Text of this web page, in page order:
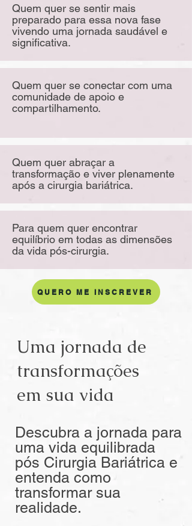
Quem quer se sentir mais
preparado para essa nova fase
vivendo uma jornada saudável e
significativa.
Quem quer se conectar com uma
comunidade de apoio e
compartilhamento.
Quem quer abraçar a
transformação e viver plenamente
após a cirurgia bariátrica.
Para quem quer encontrar
equilíbrio em todas as dimensões
da vida pós-cirurgia.
QUERO ME INSCREVER
Uma jornada de
transformações
em sua vida
Descubra a jornada para
uma vida equilibrada
pós Cirurgia Bariátrica e
entenda como
transformar sua
realidade.